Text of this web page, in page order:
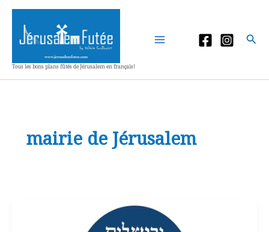
Aller
contenu
Tous les bons plans fûtés de Jérusalem en français!
mairie de Jérusalem